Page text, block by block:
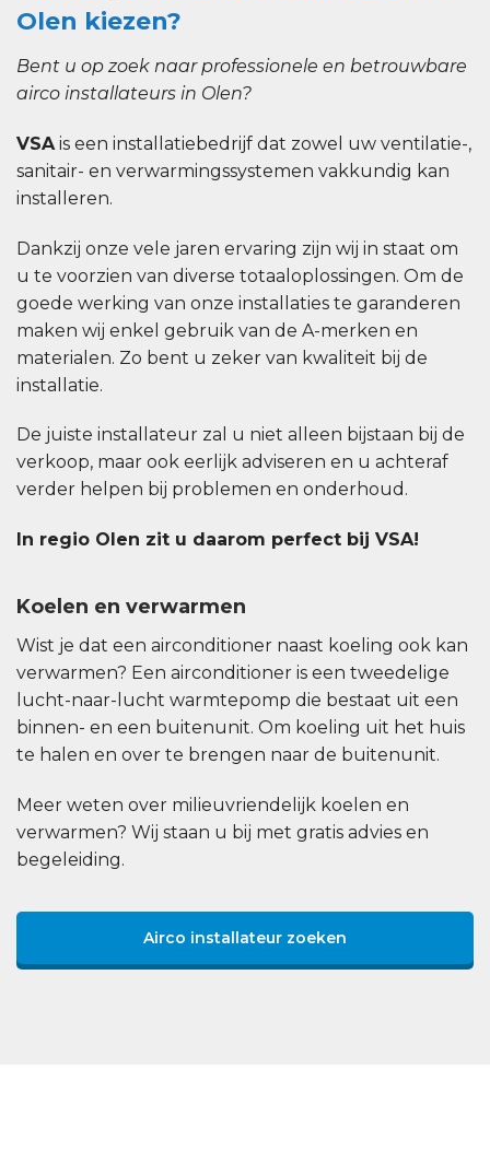
Olen kiezen?
Bent u op zoek naar professionele en betrouwbare
airco installateurs in Olen?
VSAis een installatiebedrijf dat zowel uw ventilatie-,
sanitair- en verwarmingssystemen vakkundig kan
installeren.
Dankzij onze vele jaren ervaring zijn wij in staat om
u te voorzien van diverse totaaloplossingen. Om de
goede werking van onze installaties te garanderen
maken wij enkel gebruik van de A-merken en
materialen. Zo bent u zeker van kwaliteit bij de
installatie.
De juiste installateur zal u niet alleen bijstaan bij de
verkoop, maar ook eerlijk adviseren en u achteraf
verder helpen bij problemen en onderhoud.
In regio Olen zit u daarom perfect bij VSA!
Koelen en verwarmen
Wist je dat een airconditioner naast koeling ook kan
verwarmen? Een airconditioner is een tweedelige
lucht-naar-lucht warmtepomp die bestaat uit een
binnen- en een buitenunit. Om koeling uit het huis
te halen en over te brengen naar de buitenunit.
Meer weten over milieuvriendelijk koelen en
verwarmen? Wij staan u bij met gratis advies en
begeleiding.
Airco installateur zoeken